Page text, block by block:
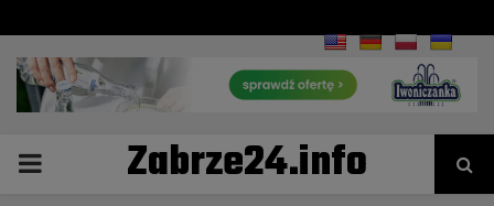
PRIMARYZabrze24.info